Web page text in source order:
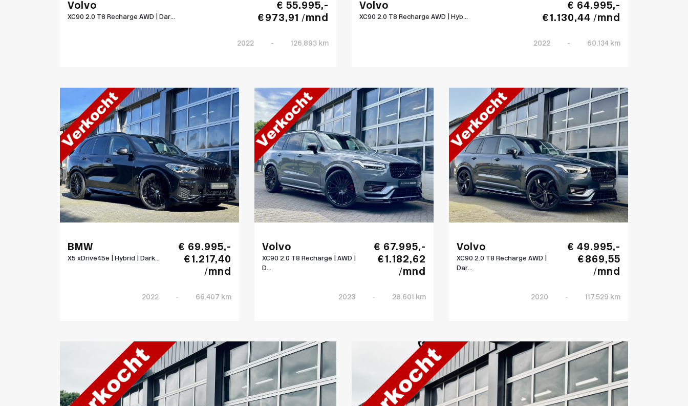
Volvo
XC90 2.0 T8 Recharge AWD | Dar...
€ 55.995,-
€ 973,91 /mnd
2022 - 126.893 km
Volvo
XC90 2.0 T8 Recharge AWD | Hyb...
€ 64.995,-
€ 1.130,44 /mnd
2022 - 60.134 km
BMW
X5 xDrive45e | Hybrid | Dark...
€ 69.995,-
€ 1.217,40
/mnd
2022 - 66.407 km
Volvo
XC90 2.0 T8 Recharge | AWD |
D...
€ 67.995,-
€ 1.182,62
/mnd
2023 - 28.601 km
Volvo
XC90 2.0 T8 Recharge AWD |
Dar...
€ 49.995,-
€ 869,55
/mnd
2020 - 117.529 km